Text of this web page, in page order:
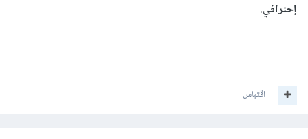
إحترافي.
اقتباس